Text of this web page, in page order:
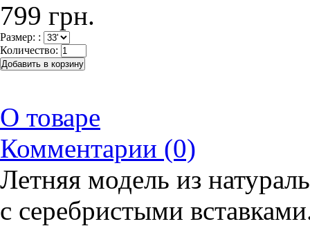
799 грн.
Размер: :
Количество:
О товаре
Комментарии (0)
Летняя модель из
с серебристыми